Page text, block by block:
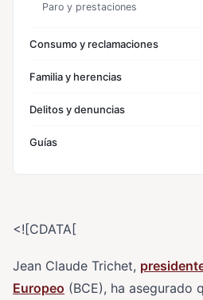
Paro y prestaciones
Consumo y reclamaciones
Familia y herencias
Delitos y denuncias
Guías
<![CDATA[
Jean Claude Trichet,
Europeo (BCE), ha asegurado